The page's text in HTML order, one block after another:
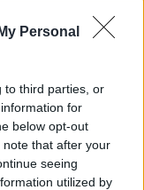
Personal
to third parties, or
for
below opt-out
that after your
seeing
utilized by
l'Olbia: l'Usinese è
degli ottavi
Barbagia e